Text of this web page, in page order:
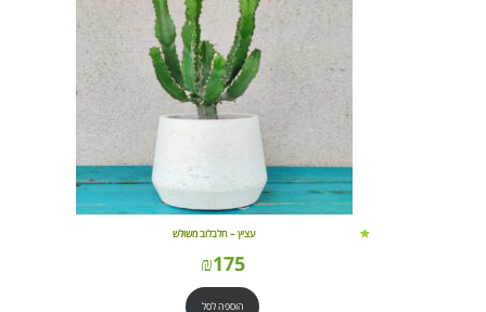
עציץ – חלבלוב משולש
₪175
הוספה לסל